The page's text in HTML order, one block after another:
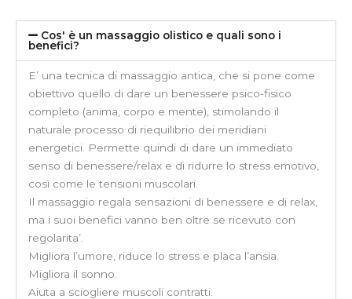
Cos' è un massaggio olistico e quali sono i
benefici?
E’ una tecnica di massaggio antica, che si pone come
obiettivo quello di dare un benessere psico-fisico
completo (anima, corpo e mente), stimolando il
naturale processo di riequilibrio dei meridiani
energetici. Permette quindi di dare un immediato
senso di benessere/relax e di ridurre lo stress emotivo,
così come le tensioni muscolari.
Il massaggio regala sensazioni di benessere e di relax,
ma i suoi benefici vanno ben oltre se ricevuto con
regolarita’.
Migliora l’umore, riduce lo stress e placa l’ansia.
Migliora il sonno.
Aiuta a sciogliere muscoli contratti.